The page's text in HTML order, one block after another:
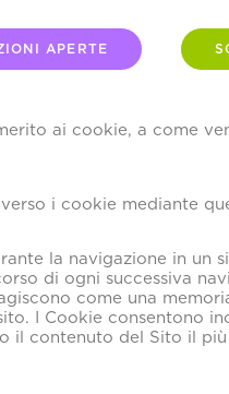
APERTE
ai cookie, a come
i cookie mediante
la navigazione in un
di ogni successiva
come una
I Cookie consentono
il contenuto del Sito il